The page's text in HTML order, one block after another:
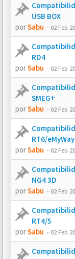
USB BOX
porSabu - 02 Feb
RD4
porSabu - 02 Feb
SMEG+
porSabu - 02 Feb
RT6/eMyWay
porSabu - 02 Feb
NG4 3D
porSabu - 02 Feb
RT4/5
porSabu - 02 Feb